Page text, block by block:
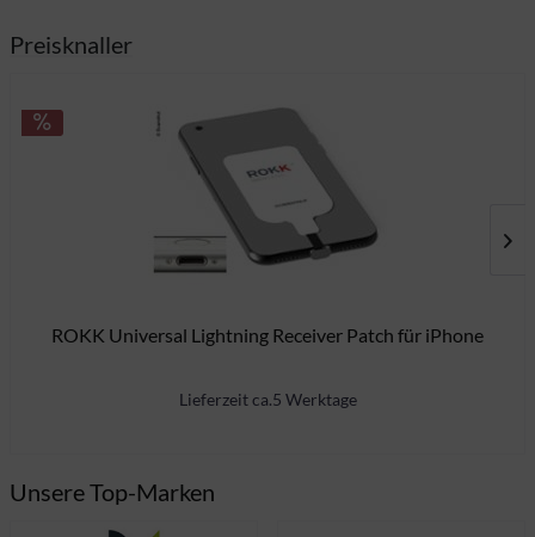
Preisknaller
ROKK Universal Lightning Receiver Patch für iPhone
Lieferzeit ca.5 Werktage
Unsere Top-Marken